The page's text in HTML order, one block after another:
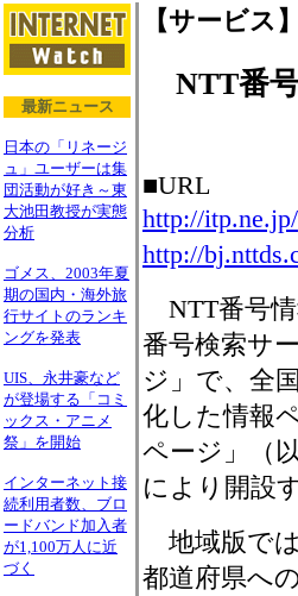
最新ニュース
日本の「リネージ
ュ」ユーザーは集
団活動が好き～東
大池田教授が実態
分析
ゴメス、2003年夏
期の国内・海外旅
行サイトのランキ
ングを発表
UIS、永井豪など
が登場する「コミ
ックス・アニメ
祭」を開始
インターネット接
続利用者数、ブロ
ードバンド加入者
が1,100万人に近
づく
【サービス】
NTT番
■URL
http://itp.ne.jp/
http://
NTT番号
番号検索サ
ジ」で、全
化した情報
ページ」（
により開設
地域版で
都道府県へ